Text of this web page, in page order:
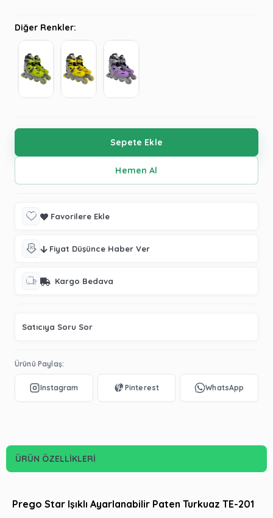
Diğer Renkler:
Favorilere Ekle
Fiyat Düşünce Haber Ver
Kargo Bedava
Satıcıya Soru Sor
Ürünü Paylaş:
ÜRÜN ÖZELLIKLERI
Prego Star Işıklı Ayarlanabilir Paten Turkuaz TE-201